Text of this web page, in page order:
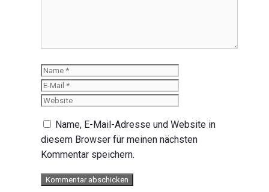
Name
Name, E-Mail-Adresse und Website in
diesem Browser für meinen nächsten
Kommentar speichern.